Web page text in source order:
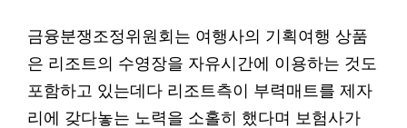
금융분쟁조정위원회는 여행사의 기획여행 상품
은 리조트의 수영장을 자유시간에 이용하는 것도
포함하고 있는데다 리조트측이 부력매트를 제자
리에 갖다놓는 노력을 소홀히 했다며 보험사가